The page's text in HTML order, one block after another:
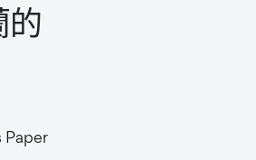
Paper